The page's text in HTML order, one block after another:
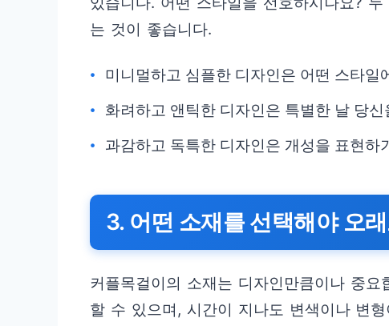
는 것이 좋습니다.
미니멀하고 심플한 디자인은 어떤 스타일
화려하고 앤틱한 디자인은 특별한 날 당
과감하고 독특한 디자인은 개성을 표현하
3. 어떤 소재를 선택해야 오
커플목걸이의 소재는 디자인만큼이나 중
할 수 있으며, 시간이 지나도 변색이나 변